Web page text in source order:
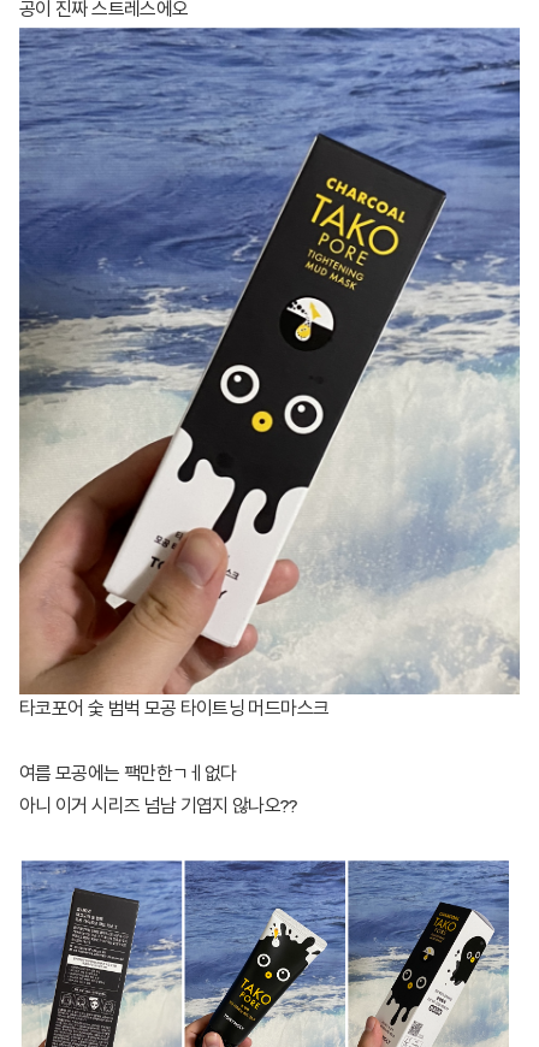
공이 진짜 스트레스에오
타코포어 숯 범벅 모공 타이트닝 머드마스크
여름 모공에는 팩만한ㄱㅔ없다
아니 이거 시리즈 넘남 기엽지 않나오??